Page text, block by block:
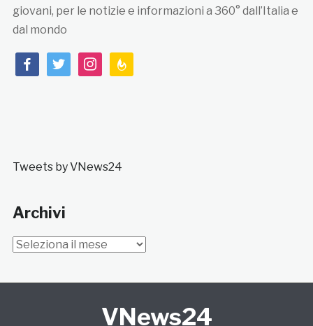
giovani, per le notizie e informazioni a 360° dall’Italia e
dal mondo
facebooktwitterinstagramfeedburner
Tweets by VNews24
Archivi
Archivi
VNews24